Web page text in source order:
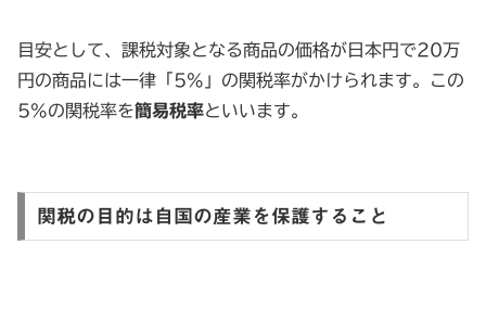
目安として、課税対象となる商品の価格が日本円で20万
円の商品には一律「5%」の関税率がかけられます。この
5%の関税率を簡易税率といいます。
関税の目的は自国の産業を保護すること